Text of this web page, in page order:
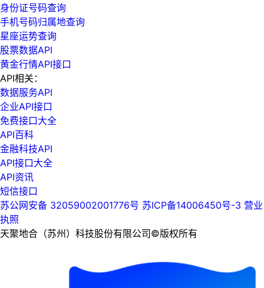
身份证号码查询
手机号码归属地查询
星座运势查询
股票数据API
黄金行情API接口
API相关：
数据服务API
企业API接口
免费接口大全
API百科
金融科技API
API接口大全
API资讯
短信接口
苏公网安备 32059002001776号 苏ICP备14006450号-3 营业
执照
天聚地合（苏州）科技股份有限公司©版权所有